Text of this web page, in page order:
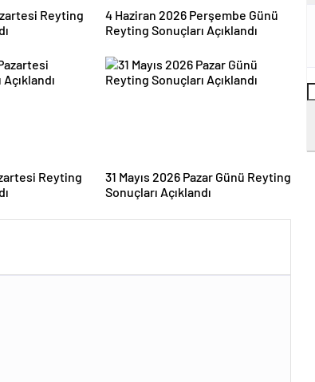
Reyting
4 Haziran 2026 Perşembe Günü
Reyting Sonuçları Açıklandı
Reyting
31 Mayıs 2026 Pazar Günü Reyting
Sonuçları Açıklandı